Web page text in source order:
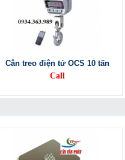
Cân treo điện tử OCS 10 tấn
Call